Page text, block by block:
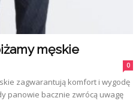
męskie
0
zagwarantują komfort i wygodę
panowie bacznie zwrócą uwagę